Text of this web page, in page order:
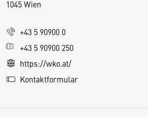
1045 Wien
+43 5 90900 0
+43 5 90900 250
https://wko.at/
Kontaktformular
s
e
S
e